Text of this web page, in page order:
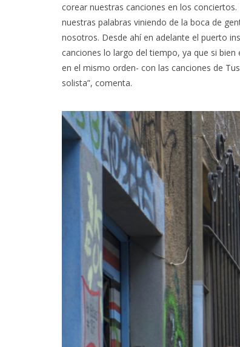
corear nuestras canciones en los
nuestras palabras viniendo de la boca de
nosotros. Desde ahí en adelante el puerto
canciones lo largo del tiempo, ya que si
en el mismo orden- con las canciones de
solista”, comenta.